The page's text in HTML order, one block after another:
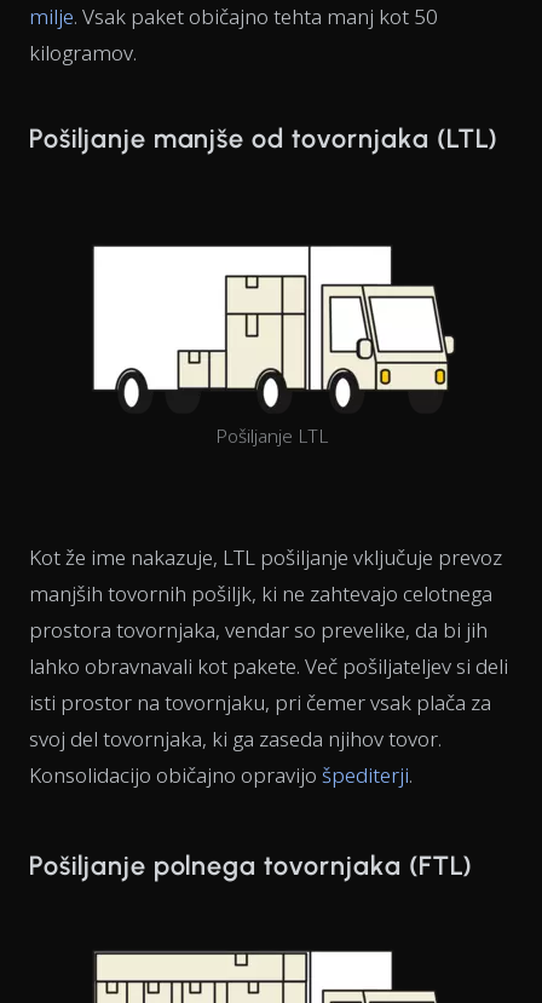
milje. Vsak paket običajno tehta manj kot 50
kilogramov.
Pošiljanje manjše od tovornjaka (LTL)
Pošiljanje LTL
Kot že ime nakazuje, LTL pošiljanje vključuje prevoz
manjših tovornih pošiljk, ki ne zahtevajo celotnega
prostora tovornjaka, vendar so prevelike, da bi jih
lahko obravnavali kot pakete. Več pošiljateljev si deli
isti prostor na tovornjaku, pri čemer vsak plača za
svoj del tovornjaka, ki ga zaseda njihov tovor.
Konsolidacijo običajno opravijo špediterji.
Pošiljanje polnega tovornjaka (FTL)